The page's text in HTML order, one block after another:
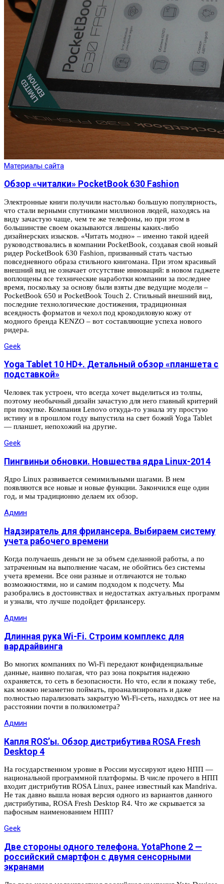
Материалы сайта
Обзор «читалки» PocketBook 630 Fashion
Электронные книги получили настолько большую популярность,
что стали верными спутниками миллионов людей, находясь на
виду зачастую чаще, чем те же телефоны, но при этом в
большинстве своем оказываются лишены каких-либо
дизайнерских изысков. «Читать модно» – именно такой идеей
руководствовались в компании PocketBook, создавая свой новый
ридер PocketBook 630 Fashion, призванный стать частью
повседневного образа стильного книгомана. При этом красивый
внешний вид не означает отсутствие инноваций: в новом гаджете
воплощены все технические наработки компании за последнее
время, поскольку за основу были взяты две ведущие модели –
PocketBook 650 и PocketBook Touch 2. Стильный внешний вид,
последние технологические достижения, традиционная
всеядность форматов и чехол под крокодиловую кожу от
модного бренда KENZO – вот составляющие успеха нового
ридера.
Geek
Yoga Tablet 10 HD+. Детальный обзор «планшета с
подставкой»
Человек так устроен, что всегда хочет выделиться из толпы,
поэтому необычный дизайн зачастую для него главный критерий
при покупке. Компания Lenovo откуда-то узнала эту простую
истину и в прошлом году выпустила на свет божий Yoga Tablet
— планшет, непохожий на другие.
Geek
Пингвиньи обновки. Новшества ядра Linux-2014
Ядро Linux развивается семимильными шагами. В нем
появляются все новые и новые функции. Закончился еще один
год, и мы традиционно делаем их обзор.
Админ
Надзиратель для фрилансера. Выбираем систему
учета рабочего времени
Когда получаешь деньги не за объем сделанной работы, а по
затраченным на выполнение часам, не обойтись без системы
учета времени. Все они разные и отличаются не только
возможностями, но и самим подходом к подсчету. Мы
разобрались в достоинствах и недостатках актуальных программ
и узнали, что лучше подойдет фрилансеру.
Админ
Длинная рука Wi-Fi. Строим комплекс для
вардрайвинга
Во многих компаниях по Wi-Fi передают конфиденциальные
данные, наивно полагая, что раз зона покрытия надежно
охраняется, то сеть в безопасности. Но что, если я покажу тебе,
как можно незаметно поймать, проанализировать и даже
полностью парализовать закрытую Wi-Fi-сеть, находясь от нее на
расстоянии почти в полкилометра?
Админ
Капля ROS’ы. Обзор дистрибутива ROSA Fresh
Desktop 4
На государственном уровне в России муссируют идею НПП —
национальной программной платформы. В числе прочего в НПП
входит дистрибутив ROSA Linux, ранее известный как Mandriva.
Не так давно вышла новая версия одного из вариантов данного
дистрибутива, ROSA Fresh Desktop R4. Что же скрывается за
пафосным наименованием НПП?
Geek
Две стороны одного телефона. YotaPhone 2 —
российский смартфон с двумя сенсорными
экранами